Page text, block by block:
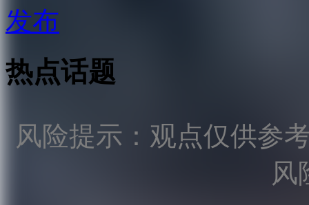
发布
热点话题
风险提示：观点仅供参
风